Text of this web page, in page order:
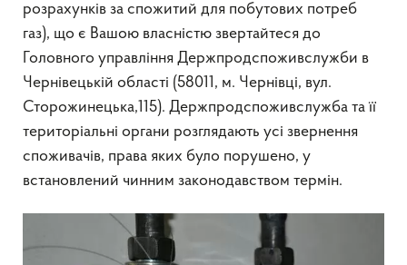
розрахунків за спожитий для побутових потреб
газ), що є Вашою власністю звертайтеся до
Головного управління Держпродспоживслужби в
Чернівецькій області (58011, м. Чернівці, вул.
Сторожинецька,115). Держпродспоживслужба та її
територіальні органи розглядають усі звернення
споживачів, права яких було порушено, у
встановлений чинним законодавством термін.